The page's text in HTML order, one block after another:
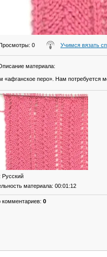
: 0 Учимся вязать
материала:
«афганское перо». Нам потребуется
: Русский
материала: 00:01:12
комментариев: 0